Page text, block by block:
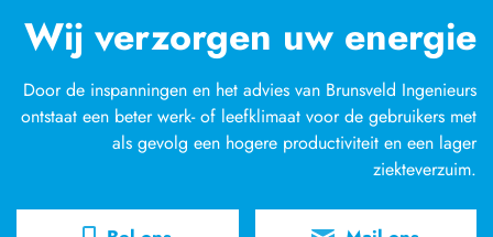
Wij verzorgen uw energie
Door de inspanningen en het advies van Brunsveld Ingenieurs
ontstaat een beter werk- of leefklimaat voor de gebruikers met
als gevolg een hogere productiviteit en een lager
ziekteverzuim.